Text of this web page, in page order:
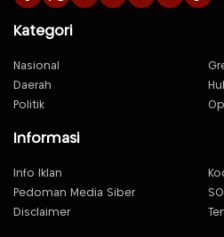
Kategori
Nasional
Daerah
Politik
Informasi
Info Iklan
Pedoman Media Siber
Disclaimer